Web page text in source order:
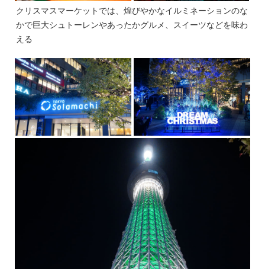
クリスマスマーケットでは、煌びやかなイルミネーションのな
かで巨大シュトーレンやあったかグルメ、スイーツなどを味わ
える